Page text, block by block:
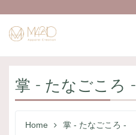
掌 - たなごころ -
Home 掌 - たなごころ -